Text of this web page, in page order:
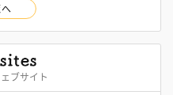
ブサイト